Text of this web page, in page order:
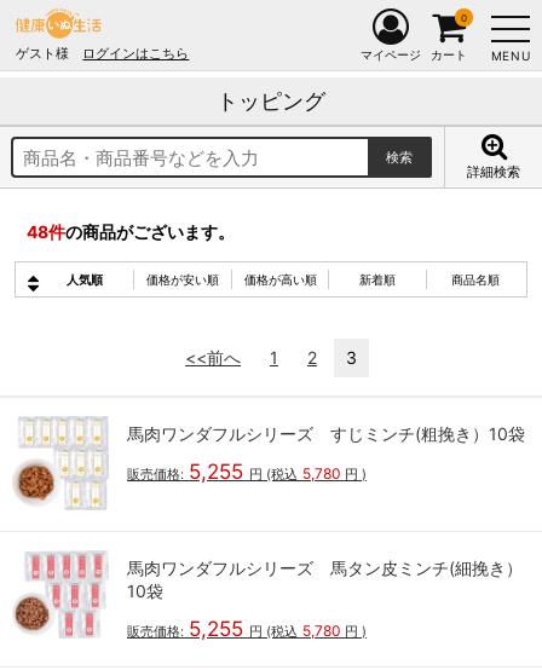
ゲスト様 ログインはこちら MENU
マイページ カート
0
トッピング
詳細検索
48件の商品がございます。
人気順 価格が安い順 価格が高い順 新着順 商品名順
<<前へ 1 2 3
馬肉ワンダフルシリーズ すじミンチ(粗挽き）10袋
販売価格: 5,255 円 (税込 5,780 円 )
馬肉ワンダフルシリーズ 馬タン皮ミンチ(細挽き）
10袋
販売価格: 5,255 円 (税込 5,780 円 )